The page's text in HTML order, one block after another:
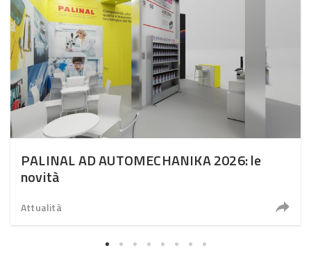
PALINAL AD AUTOMECHANIKA 2026: le
novità
Attualità